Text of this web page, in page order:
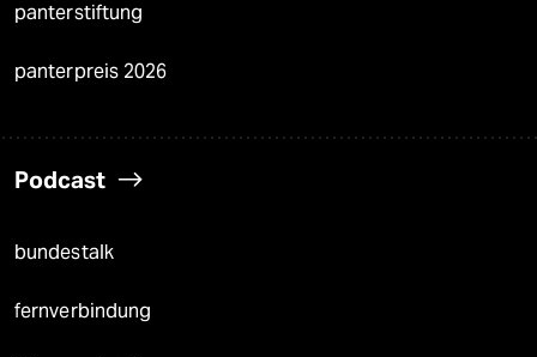
panterstiftung
panterpreis 2026
Podcast
bundestalk
fernverbindung